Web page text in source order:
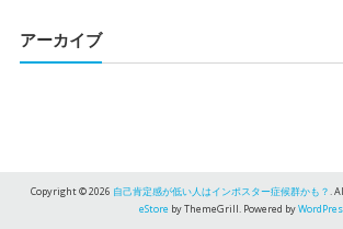
アーカイブ
Copyright © 2026 自己肯定感が低い人はインポスター症候群かも？.
eStore by ThemeGrill. Powered by